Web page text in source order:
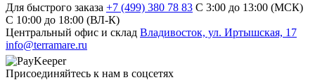
Для быстрого заказа +7 (499) 380 78 83 С 3:00 до 13:00 (МСК)
C 10:00 до 18:00 (ВЛ-К)
Центральный офис и склад Владивосток, ул. Иртышская, 17
info@terramare.ru
Присоединяйтесь к нам в соцсетях